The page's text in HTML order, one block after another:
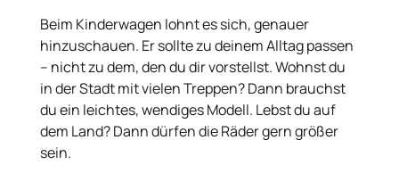
Beim Kinderwagen lohnt es sich, genauer
hinzuschauen. Er sollte zu deinem Alltag passen
– nicht zu dem, den du dir vorstellst. Wohnst du
in der Stadt mit vielen Treppen? Dann brauchst
du ein leichtes, wendiges Modell. Lebst du auf
dem Land? Dann dürfen die Räder gern größer
sein.